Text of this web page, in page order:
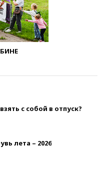
с собой в отпуск?
лета – 2026